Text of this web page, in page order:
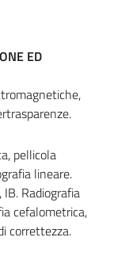
ED
pellicola
lineare.
Radiografia
cefalometrica,
correttezza.